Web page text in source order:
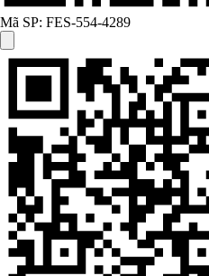
Mã SP: FES-554-4289